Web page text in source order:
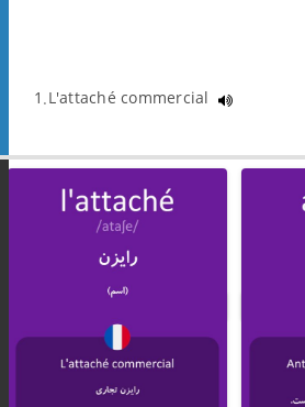
1.L'attaché commercial